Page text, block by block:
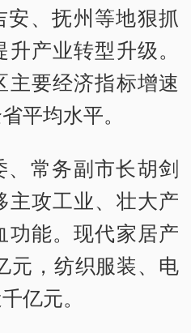
安、抚州等地狠抓
产业转型升级。
主要经济指标增速
平均水平。
、常务副市长胡剑
主攻工业、壮大产
功能。现代家居产
元，纺织服装、电
亿元。